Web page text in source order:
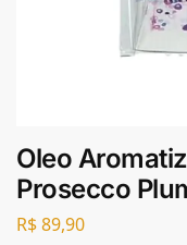
Oleo
Prosecco
R$89,90